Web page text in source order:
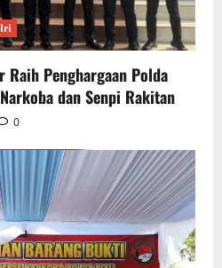
Penghargaan Polda
dan Senpi Rakitan
0